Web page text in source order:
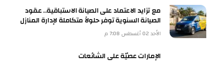
مع تزايد الاعتماد على الصيانة الاستباقية.. عقود
الصيانة السنوية توفر حلولاً متكاملة لإدارة المنازل
الأحد 02 أغسطس 7:08 م
الإمارات عصيّة على الشائعات